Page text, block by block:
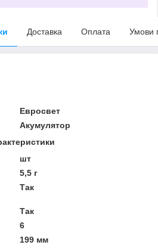
Доставка Оплата Умови
Евросвет
Акумулятор
шт
5,5 г
Так
Так
6
199 мм